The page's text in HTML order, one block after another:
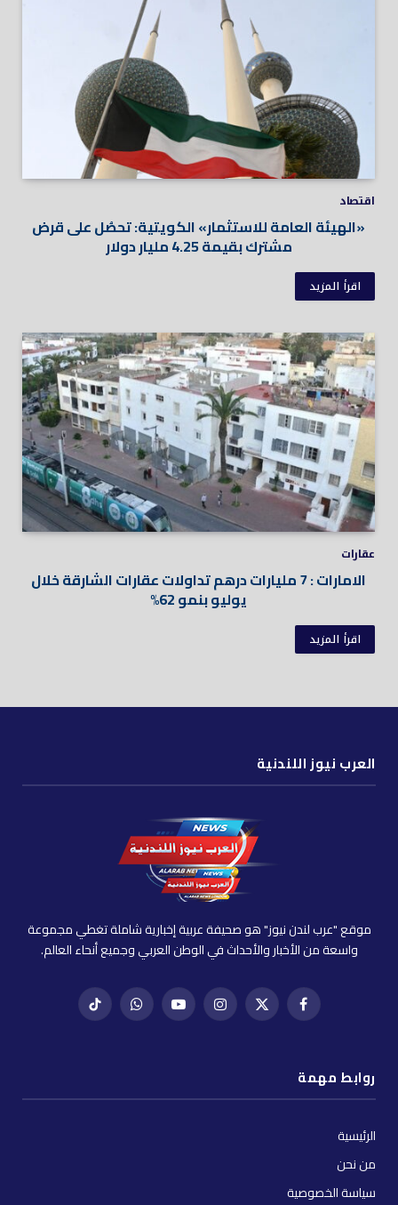
اقتصاد
«الهيئة العامة للاستثمار» الكويتية: تحصُل على قرض
مشترك بقيمة 4.25 مليار دولار
اقرأ المزيد
عقارات
الامارات : 7 مليارات درهم تداولات عقارات الشارقة خلال
يوليو بنمو 62%
اقرأ المزيد
العرب نيوز اللندنية
موقع "عرب لندن نيوز" هو صحيفة عربية إخبارية شاملة تغطي مجموعة
واسعة من الأخبار والأحداث في الوطن العربي وجميع أنحاء العالم.
فيسبوكX
إنستغراميوتيوب واتساب تيك
روابط مهمة
الرئيسية
من نحن
سياسة الخصوصية